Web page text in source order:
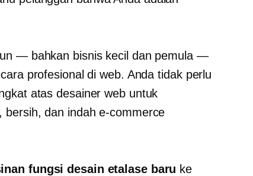
— bahkan bisnis kecil dan pemula —
profesional di web. Anda tidak perlu
atas desainer web untuk
bersih, dan indahe-commerce
fungsi desain etalase baru ke